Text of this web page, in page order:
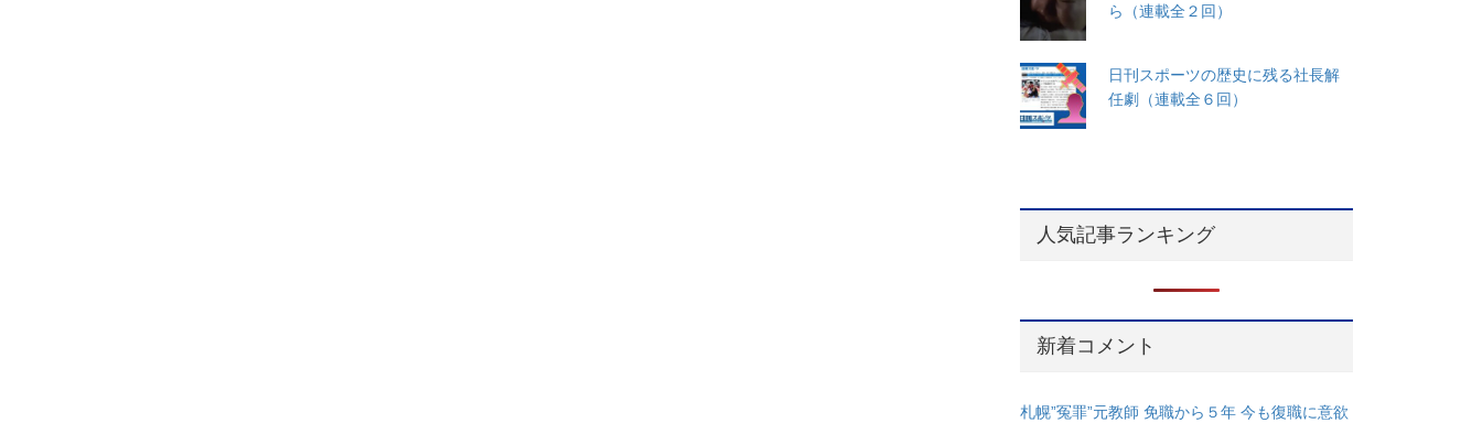
ら（連載全２回）
日刊スポーツの歴史に残る社長解
任劇（連載全６回）
人気記事ランキング
新着コメント
札幌”冤罪”元教師 免職から５年 今も復職に意欲